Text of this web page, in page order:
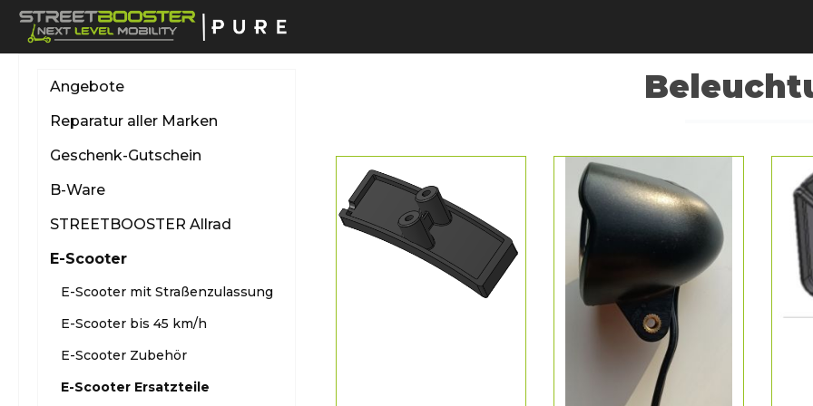
Zur Hauptnavigation springen
Angebote
Reparatur aller Marken
Geschenk-Gutschein
B-Ware
STREETBOOSTER Allrad
E-Scooter
E-Scooter mit Straßenzulassung
E-Scooter bis 45 km/h
E-Scooter Zubehör
E-Scooter Ersatzteile